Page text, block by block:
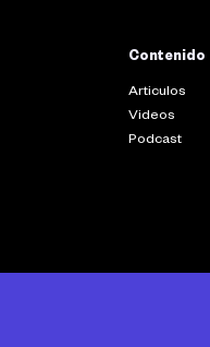
Contenido
Articulos
Videos
Podcast